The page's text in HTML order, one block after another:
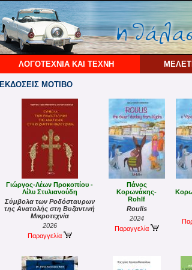
ΛΟΓΟΤΕΧΝΙΑ ΚΑΙ ΤΕΧΝΗ
ΕΚΔΟΣΕΙΣ ΜΟΤΙΒΟ
Γιώργος-Λέων Προκοπίου -
Λίλυ Στυλιανούδη
Σύμβολα των Ροδόσταυρων
της Ανατολής στη Βυζαντινή
Μικροτεχνία
2026
Παραγγελία
Πάνος
Κορωνάκης-
Rohlf
Roulis
2024
Παραγγελία